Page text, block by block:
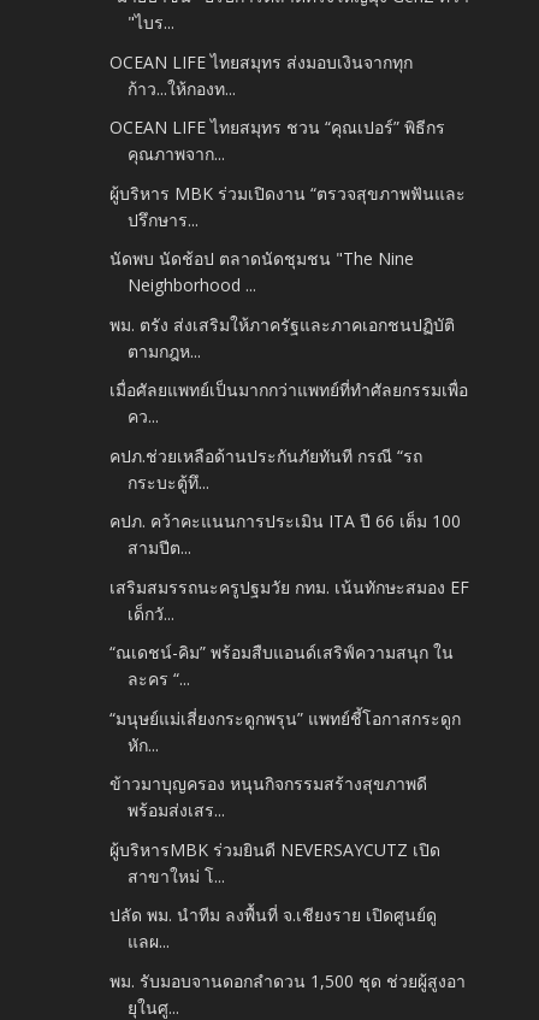
"ไบร...
OCEAN LIFE ไทยสมุทร ส่งมอบเงินจากทุก
ก้าว...ให้กองท...
OCEAN LIFE ไทยสมุทร ชวน “คุณเปอร์” พิธีกร
คุณภาพจาก...
ผู้บริหาร MBK ร่วมเปิดงาน “ตรวจสุขภาพฟันและ
ปรึกษาร...
นัดพบ นัดช้อป ตลาดนัดชุมชน "The Nine
Neighborhood ...
พม. ตรัง ส่งเสริมให้ภาครัฐและภาคเอกชนปฏิบัติ
ตามกฎห...
เมื่อศัลยแพทย์เป็นมากกว่าแพทย์ที่ทำศัลยกรรมเพื่อ
คว...
คปภ.ช่วยเหลือด้านประกันภัยทันที กรณี “รถ
กระบะตู้ทึ...
คปภ. คว้าคะแนนการประเมิน ITA ปี 66 เต็ม 100
สามปีต...
เสริมสมรรถนะครูปฐมวัย กทม. เน้นทักษะสมอง EF
เด็กวั...
“ณเดชน์-คิม” พร้อมสืบแอนด์เสริฟ์ความสนุก ใน
ละคร “...
“มนุษย์แม่เสี่ยงกระดูกพรุน” แพทย์ชี้โอกาสกระดูก
หัก...
ข้าวมาบุญครอง หนุนกิจกรรมสร้างสุขภาพดี
พร้อมส่งเสร...
ผู้บริหารMBK ร่วมยินดี NEVERSAYCUTZ เปิด
สาขาใหม่ โ...
ปลัด พม. นำทีม ลงพื้นที่ จ.เชียงราย เปิดศูนย์ดู
แลผ...
พม. รับมอบจานดอกลำดวน 1,500 ชุด ช่วยผู้สูงอา
ยุในศู...